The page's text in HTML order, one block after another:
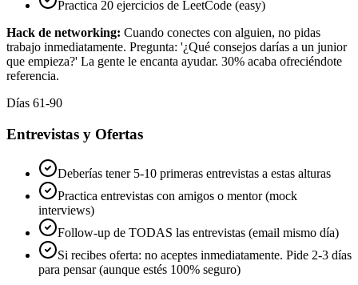
Practica 20 ejercicios de LeetCode (easy)
Hack de networking: Cuando conectes con alguien, no pidas
trabajo inmediatamente. Pregunta: '¿Qué consejos darías a un junior
que empieza?' La gente le encanta ayudar. 30% acaba ofreciéndote
referencia.
Días 61-90
Entrevistas y Ofertas
Deberías tener 5-10 primeras entrevistas a estas alturas
Practica entrevistas con amigos o mentor (mock
interviews)
Follow-up de TODAS las entrevistas (email mismo día)
Si recibes oferta: no aceptes inmediatamente. Pide 2-3 días
para pensar (aunque estés 100% seguro)